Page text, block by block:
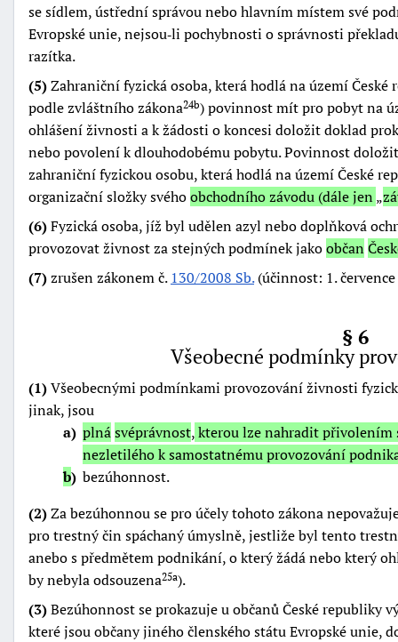
se sídlem, ústřední správou nebo hlavním místem své
Evropské unie, nejsou‑li pochybnosti o správnosti
razítka.
(5)Zahraniční fyzická osoba, která hodlá na území
podle zvláštního zákona24b) povinnost mít pro pobyt na
ohlášení živnosti a k žádosti o koncesi doložit doklad
nebo povolení k dlouhodobému pobytu. Povinnost
zahraniční fyzickou osobu, která hodlá na území České
organizační složky svéhoobchodního závodu (dále jen
(6)Fyzická osoba, jíž byl udělen azyl nebo doplňková
provozovat živnost za stejných podmínek jakoobčan
(7)zrušen zákonem č. 130/2008 Sb.(účinnost: 1.
§ 6
Všeobecné podmínky
(1)Všeobecnými podmínkami provozování živnosti
jinak, jsou
a plnásvéprávnost,kterou lze nahradit přivolením
nezletilého k samostatnému provozování
b bezúhonnost.
(2)Za bezúhonnou se pro účely tohoto zákona
pro trestný čin spáchaný úmyslně, jestliže byl tento
anebo s předmětem podnikání, o který žádá nebo který
by nebyla odsouzena25a).
(3)Bezúhonnost se prokazuje u občanů České republiky
které jsou občany jiného členského státu Evropské unie,